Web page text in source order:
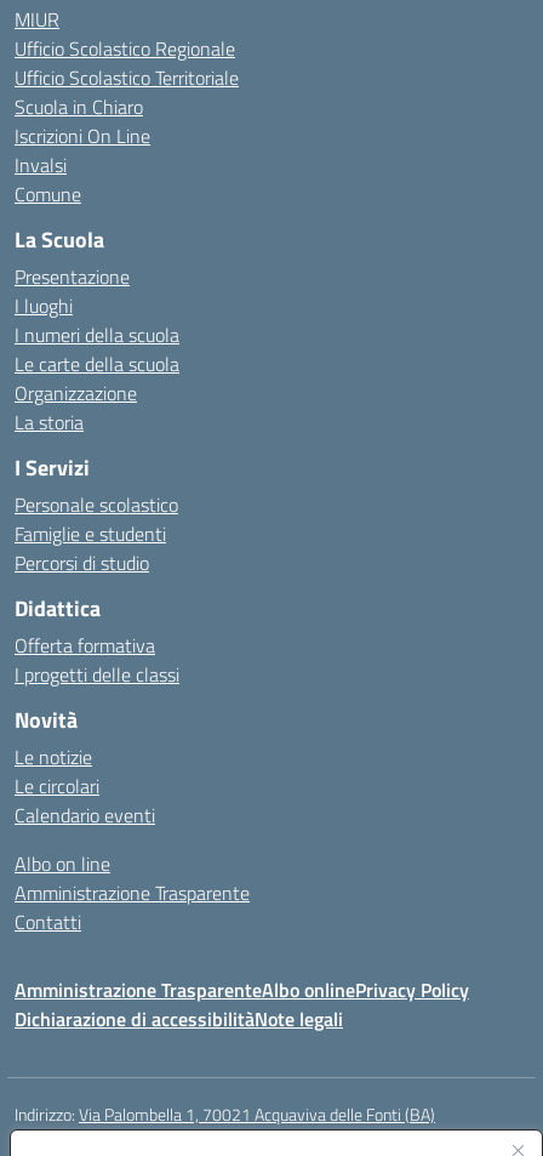
MIUR
Ufficio Scolastico Regionale
Ufficio Scolastico Territoriale
Scuola in Chiaro
Iscrizioni On Line
Invalsi
Comune
La Scuola
Presentazione
I luoghi
I numeri della scuola
Le carte della scuola
Organizzazione
La storia
I Servizi
Personale scolastico
Famiglie e studenti
Percorsi di studio
Didattica
Offerta formativa
I progetti delle classi
Novità
Le notizie
Le circolari
Calendario eventi
Albo on line
Amministrazione Trasparente
Contatti
Amministrazione TrasparenteAlbo onlinePrivacy Policy
Dichiarazione di accessibilitàNote legali
Indirizzo:Via Palombella 1, 70021 Acquaviva delle Fonti (BA)
Centralino: